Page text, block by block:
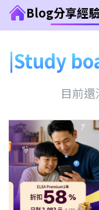
Blog分享經
Study
目前